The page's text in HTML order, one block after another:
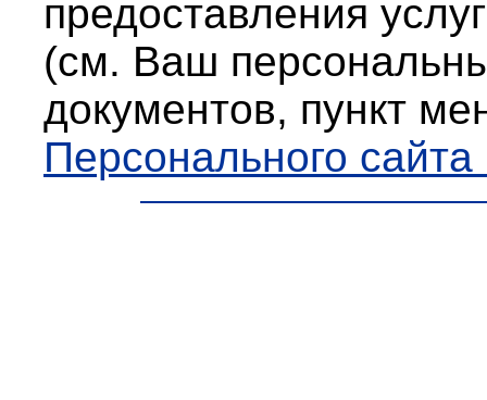
предоставления
(см. Ваш
документов, пункт
Персонального